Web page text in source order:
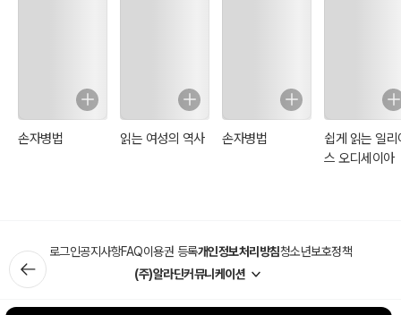
손자병법 읽는 여성의 역사 손자병법
쉽게 읽는 일리
스 오디세이아
로그인공지사항FAQ이용권 등록개인정보처리방침청소년보호정책
(주)알라딘커뮤니케이션